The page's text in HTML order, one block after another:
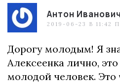
Антон Иванович
2019-06-23 В 11:42
Дорогу молодым! Я
Алексеенка лично,
молодой человек. Это